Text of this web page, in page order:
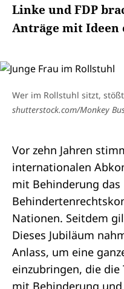
Linke und FDP
Anträge mit Ideen
Wer im Rollstuhl sitzt,
shutterstock.com/Monkey
Vor zehn Jahren
internationalen
mit Behinderung
Nationen. Seitdem
Dieses Jubiläum
Anlass, um eine
einzubringen, die die
mit Behinderung